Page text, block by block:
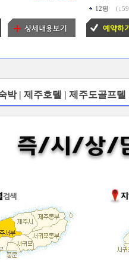
12평 (↓
박 | 제주호텔 | 제주도골프